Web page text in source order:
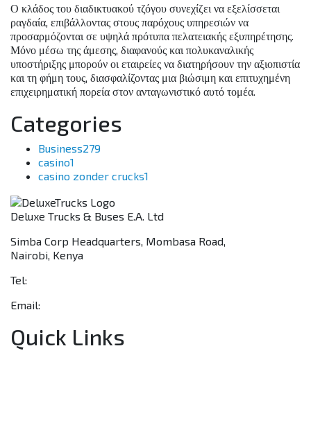
Ο κλάδος του διαδικτυακού τζόγου συνεχίζει να εξελίσσεται
ραγδαία, επιβάλλοντας στους παρόχους υπηρεσιών να
προσαρμόζονται σε υψηλά πρότυπα πελατειακής εξυπηρέτησης.
Μόνο μέσω της άμεσης, διαφανούς και πολυκαναλικής
υποστήριξης μπορούν οι εταιρείες να διατηρήσουν την αξιοπιστία
και τη φήμη τους, διασφαλίζοντας μια βιώσιμη και επιτυχημένη
επιχειρηματική πορεία στον ανταγωνιστικό αυτό τομέα.
Categories
Business279
casino1
casino zonder crucks1
Deluxe Trucks & Buses E.A. Ltd
Simba Corp Headquarters, Mombasa Road,
Nairobi, Kenya
Tel:
Email:
Quick Links